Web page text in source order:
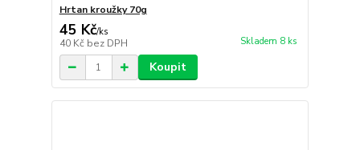
Hrtan kroužky 70g
45 Kč/ks
40 Kč bez DPH Skladem 8 ks
Koupit